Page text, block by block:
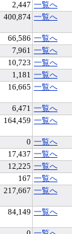
2,447 一覧へ
400,874 一覧へ
66,586 一覧へ
7,961 一覧へ
10,723 一覧へ
1,181 一覧へ
16,665 一覧へ
6,471 一覧へ
164,459 一覧へ
0 一覧へ
17,437 一覧へ
12,225 一覧へ
167 一覧へ
217,667 一覧へ
84,149 一覧へ